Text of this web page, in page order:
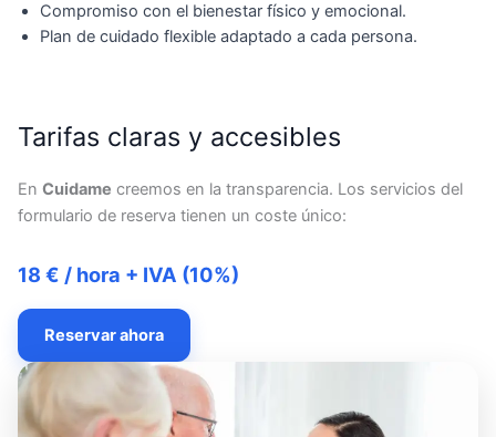
Compromiso con el bienestar físico y emocional.
Plan de cuidado flexible adaptado a cada persona.
Tarifas claras y accesibles
En Cuidame creemos en la transparencia. Los servicios del
formulario de reserva tienen un coste único:
18 € / hora + IVA (10%)
Reservar ahora